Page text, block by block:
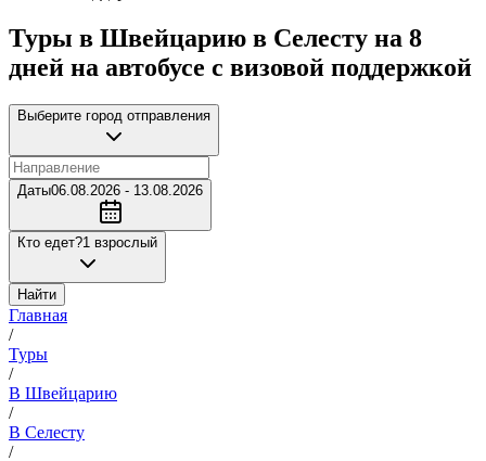
Туры в Швейцарию в Селесту на 8
дней на автобусе с визовой поддержкой
Выберите город отправления
Даты06.08.2026 - 13.08.2026
Кто едет?1 взрослый
Найти
Главная
/
Туры
/
В Швейцарию
/
В Селесту
/